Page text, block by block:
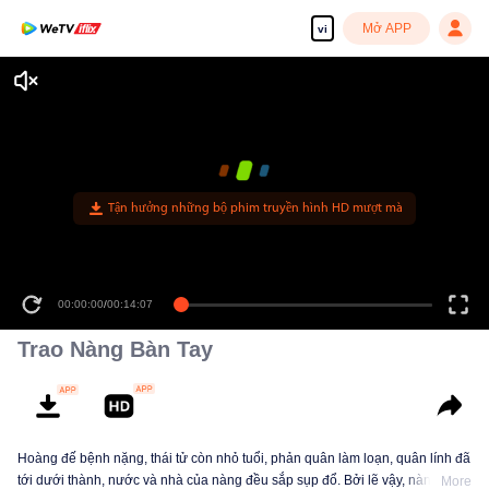
vi Mở APP
Tận hưởng những bộ phim truyền hình HD mượt mà
00:00:00/00:14:07
Trao Nàng Bàn Tay
Hoàng đế bệnh nặng, thái tử còn nhỏ tuổi, phản quân làm loạn, quân lính đã
tới dưới thành, nước và nhà của nàng đều sắp sụp đổ. Bởi lẽ vậy, nàng viết
More